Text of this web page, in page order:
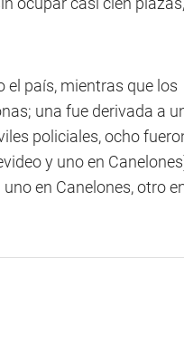
el país, mientras que los
una fue derivada a
policiales, ocho
y uno en
en Canelones, otro